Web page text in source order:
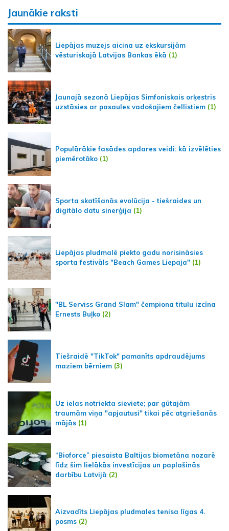
Jaunākie raksti
Liepājas muzejs aicina uz ekskursijām
vēsturiskajā Latvijas Bankas ēkā (1)
Jaunajā sezonā Liepājas Simfoniskais orķestris
uzstāsies ar pasaules vadošajiem čellistiem (1)
Populārākie fasādes apdares veidi: kā izvēlēties
piemērotāko (1)
Sporta skatīšanās evolūcija - tiešraides un
digitālo datu sinerģija (1)
Liepājas pludmalē piekto gadu norisināsies
sporta festivāls "Beach Games Liepaja" (1)
"BL Serviss Grand Slam" čempiona titulu izcīna
Ernests Buļko (2)
Tiešraidē "TikTok" pamanīts apdraudējums
maziem bērniem (3)
Uz ielas notriekta sieviete; par gūtajām
traumām viņa "apjautusi" tikai pēc atgriešanās
mājās (1)
“Bioforce” piesaista Baltijas biometāna nozarē
līdz šim lielākās investīcijas un paplašinās
darbību Latvijā (2)
Aizvadīts Liepājas pludmales tenisa līgas 4.
posms (2)